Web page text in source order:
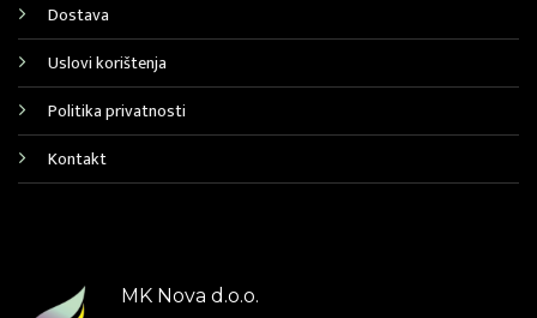
Dostava
Uslovi korištenja
Politika privatnosti
Kontakt
MK Nova d.o.o.